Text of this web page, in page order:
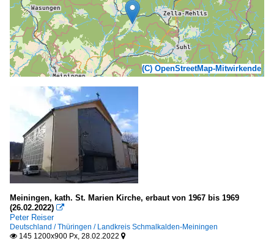
(C) OpenStreetMap-Mitwirkende
Meiningen, kath. St. Marien Kirche, erbaut von 1967 bis 1969
(26.02.2022) 
Peter Reiser
Deutschland / Thüringen / Landkreis Schmalkalden-Meiningen
 145 1200x900 Px, 28.02.2022 